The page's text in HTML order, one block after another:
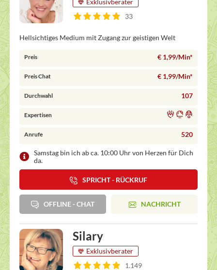
Exklusivberater
33
Hellsichtiges Medium mit Zugang zur geistigen Welt
Preis € 1,99/Min*
Preis Chat € 1,99/Min*
Durchwahl 107
Expertisen
Anrufe 520
Samstag bin ich ab ca. 10:00 Uhr von Herzen für Dich
da.
SPRICHT - RÜCKRUF
OFFLINE - CHAT NACHRICHT
Silary
Exklusivberater
1.149